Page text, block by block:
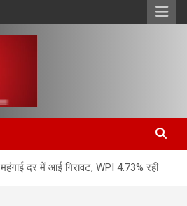
दर में आई गिरावट, WPI 4.73% रही